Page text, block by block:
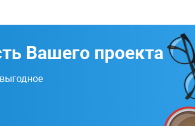
Вашего проекта